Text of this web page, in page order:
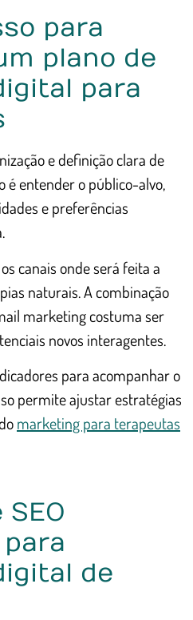
para
plano de
para
e definição clara de
é entender o público-alvo,
e preferências
canais onde será feita a
naturais. A combinação
marketing costuma ser
novos interagentes.
para acompanhar o
permite ajustar estratégias
marketing para terapeutas
de